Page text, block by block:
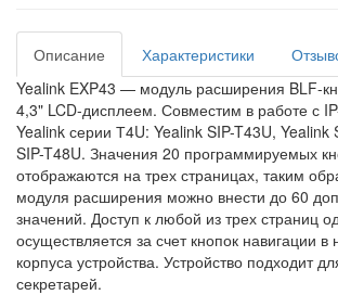
Описание Характеристики
Yealink EXP43 — модуль расширения BLF-
4,3" LCD-дисплеем. Совместим в работе с
Yealink серии Т4U: Yealink SIP-T43U, Yealink
SIP-T48U. Значения 20 программируемых
отображаются на трех страницах, таким
модуля расширения можно внести до 60
значений. Доступ к любой из трех страниц
осуществляется за счет кнопок навигации в
корпуса устройства. Устройство подходит
секретарей.